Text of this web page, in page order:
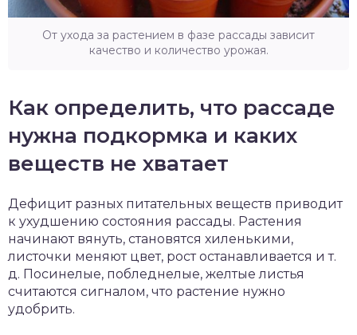
От ухода за растением в фазе рассады зависит
качество и количество урожая.
Как определить, что рассаде
нужна подкормка и каких
веществ не хватает
Дефицит разных питательных веществ приводит
к ухудшению состояния рассады. Растения
начинают вянуть, становятся хиленькими,
листочки меняют цвет, рост останавливается и т.
д. Посинелые, побледнелые, желтые листья
считаются сигналом, что растение нужно
удобрить.